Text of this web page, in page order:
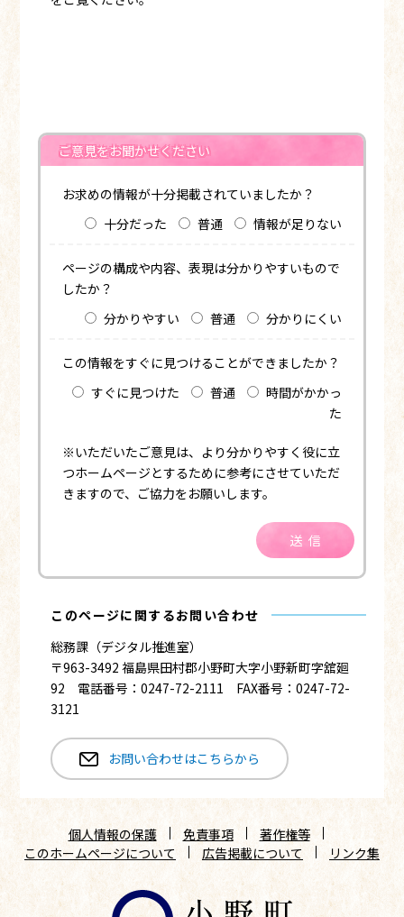
ご意見をお聞かせください
お求めの情報が十分掲載されていましたか？
十分だった
普通 情報が足りない
ページの構成や内容、表現は分かりやすいもので
したか？
分かりやすい
普通 分かりにくい
この情報をすぐに見つけることができましたか？
すぐに見つけた
普通
時間がかかっ
た
※いただいたご意見は、より分かりやすく役に立
つホームページとするために参考にさせていただ
きますので、ご協力をお願いします。
送信
このページに関するお問い合わせ
総務課（デジタル推進室）
〒963-3492 福島県田村郡小野町大字小野新町字舘廻
92 電話番号：0247-72-2111 FAX番号：0247-72-
3121
お問い合わせはこちらから
個人情報の保護 免責事項
著作権等
このホームページについて
広告掲載について リンク集